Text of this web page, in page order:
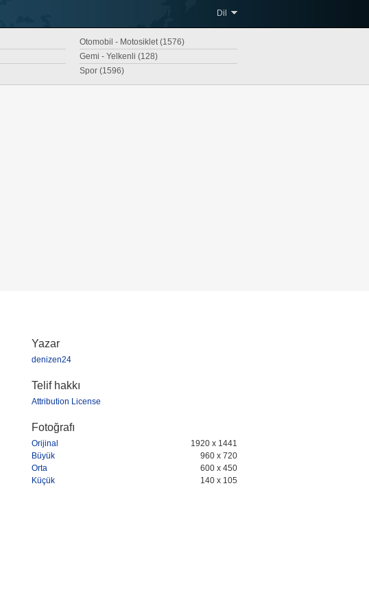
Dil
Otomobil - Motosiklet (1576)
Gemi - Yelkenli (128)
Spor (1596)
Yazar
denizen24
Telif hakkı
Attribution License
Fotoğrafı
Orijinal
1920 x 1441
Büyük
960 x 720
Orta
600 x 450
Küçük
140 x 105